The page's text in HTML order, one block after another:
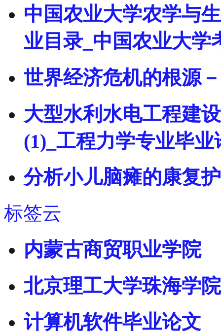
中国农业大学农学与
业目录_中国农业大学
世界经济危机的根源
大型水利水电工程建
(1)_工程力学专业毕业
分析小儿脑瘫的康复
标签云
内蒙古商贸职业学院
北京理工大学珠海学院
计算机软件毕业论文